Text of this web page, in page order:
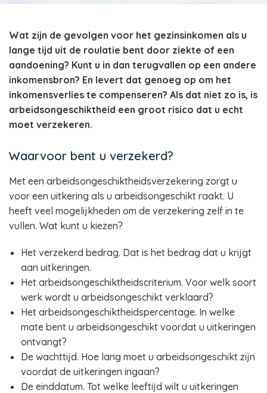
Wat zijn de gevolgen voor het gezinsinkomen als u
lange tijd uit de roulatie bent door ziekte of een
aandoening? Kunt u in dan terugvallen op een andere
inkomensbron? En levert dat genoeg op om het
inkomensverlies te compenseren? Als dat niet zo is, is
arbeidsongeschiktheid een groot risico dat u echt
moet verzekeren.
Waarvoor bent u verzekerd?
Met een arbeidsongeschiktheidsverzekering zorgt u
voor een uitkering als u arbeidsongeschikt raakt. U
heeft veel mogelijkheden om de verzekering zelf in te
vullen. Wat kunt u kiezen?
Het verzekerd bedrag. Dat is het bedrag dat u krijgt
aan uitkeringen.
Het arbeidsongeschiktheidscriterium. Voor welk soort
werk wordt u arbeidsongeschikt verklaard?
Het arbeidsongeschiktheidspercentage. In welke
mate bent u arbeidsongeschikt voordat u uitkeringen
ontvangt?
De wachttijd. Hoe lang moet u arbeidsongeschikt zijn
voordat de uitkeringen ingaan?
De einddatum. Tot welke leeftijd wilt u uitkeringen